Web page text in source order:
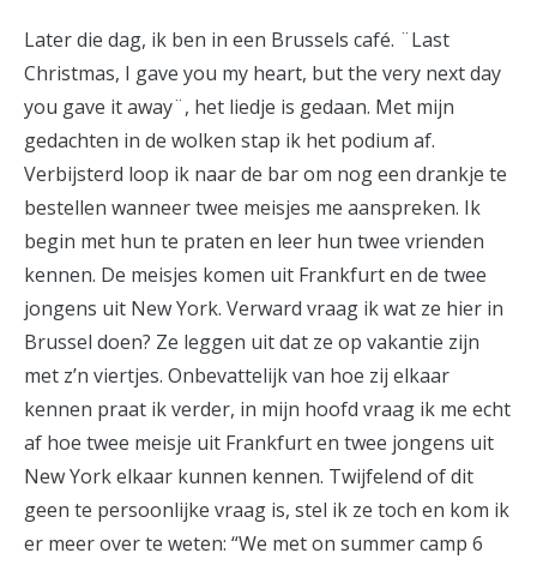
Later die dag, ik ben in een Brussels café. ¨Last
Christmas, I gave you my heart, but the very next day
you gave it away¨, het liedje is gedaan. Met mijn
gedachten in de wolken stap ik het podium af.
Verbijsterd loop ik naar de bar om nog een drankje te
bestellen wanneer twee meisjes me aanspreken. Ik
begin met hun te praten en leer hun twee vrienden
kennen. De meisjes komen uit Frankfurt en de twee
jongens uit New York. Verward vraag ik wat ze hier in
Brussel doen? Ze leggen uit dat ze op vakantie zijn
met z’n viertjes. Onbevattelijk van hoe zij elkaar
kennen praat ik verder, in mijn hoofd vraag ik me echt
af hoe twee meisje uit Frankfurt en twee jongens uit
New York elkaar kunnen kennen. Twijfelend of dit
geen te persoonlijke vraag is, stel ik ze toch en kom ik
er meer over te weten: “We met on summer camp 6